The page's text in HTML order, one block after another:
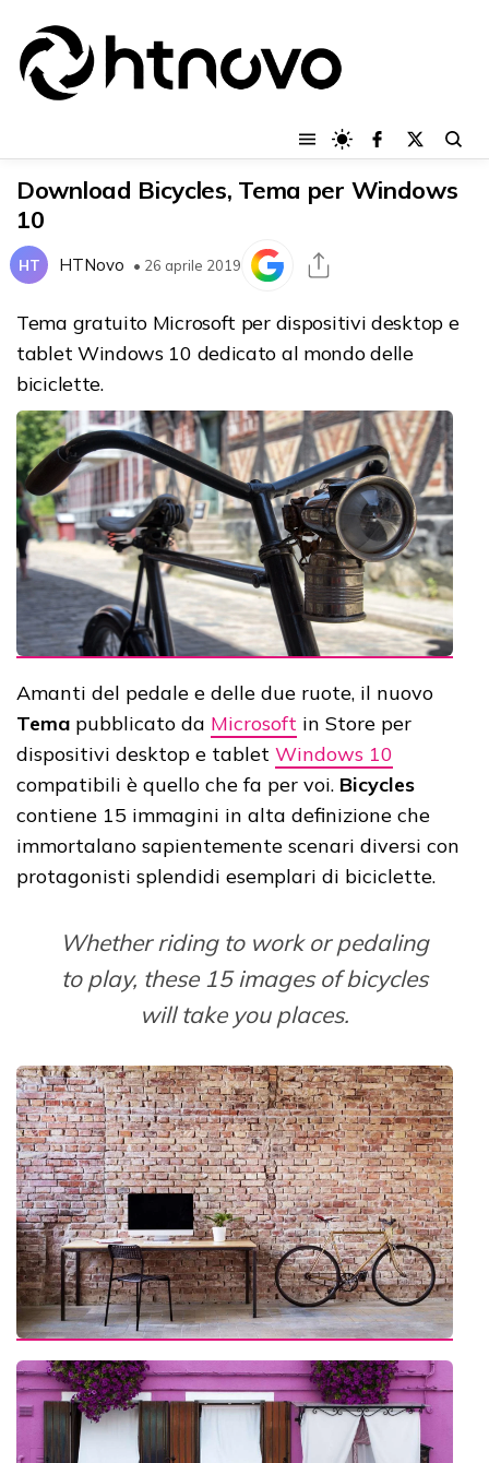
Download Bicycles, Tema per Windows
10
HT HTNovo • 26 aprile 2019
Tema gratuito Microsoft per dispositivi desktop e
tablet Windows 10 dedicato al mondo delle
biciclette.
Amanti del pedale e delle due ruote, il nuovo
Tema pubblicato da Microsoft in Store per
dispositivi desktop e tablet Windows 10
compatibili è quello che fa per voi. Bicycles
contiene 15 immagini in alta definizione che
immortalano sapientemente scenari diversi con
protagonisti splendidi esemplari di biciclette.
Whether riding to work or pedaling
to play, these 15 images of bicycles
will take you places.